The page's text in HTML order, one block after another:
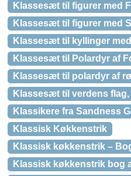
Klassesæt til figurer med
Klassesæt til figurer med
Klassesæt til kyllinger
Klassesæt til Polardyr af
Klassesæt til polardyr af
Klassesæt til verdens
Klassikere fra Sandness
Klassisk Køkkenstrik
Klassisk køkkenstrik –
Klassisk køkkenstrik bog